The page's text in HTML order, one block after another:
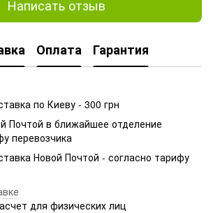
Написать отзыв
Оплата Гарантия
по Киеву - 300 грн
Почтой в ближайшее отделение
перевозчика
Новой Почтой - согласно тарифу
для физических лиц